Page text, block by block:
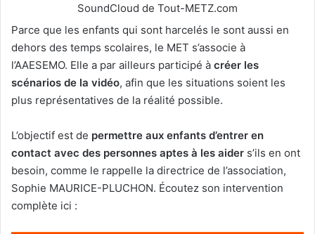
SoundCloud de Tout-METZ.com
Parce que les enfants qui sont harcelés le sont aussi en
dehors des temps scolaires, le MET s’associe à
l’AAESEMO. Elle a par ailleurs participé à créer les
scénarios de la vidéo, afin que les situations soient les
plus représentatives de la réalité possible.
L’objectif est de permettre aux enfants d’entrer en
contact avec des personnes aptes à les aider s’ils en ont
besoin, comme le rappelle la directrice de l’association,
Sophie MAURICE-PLUCHON. Écoutez son intervention
complète ici :